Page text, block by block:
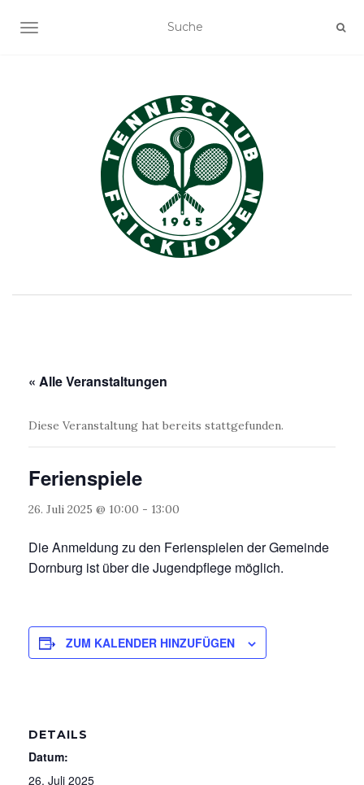
NAVIGATION EIN-/AUSSCHALTEN
« Alle Veranstaltungen
Diese Veranstaltung hat bereits stattgefunden.
Ferienspiele
26. Juli 2025 @ 10:00 - 13:00
Die Anmeldung zu den Ferienspielen der Gemeinde
Dornburg ist über die Jugendpflege möglich.
ZUM KALENDER HINZUFÜGEN
DETAILS
Datum:
26. Juli 2025